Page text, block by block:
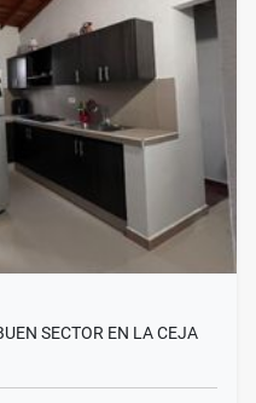
SECTOR EN LA CEJA